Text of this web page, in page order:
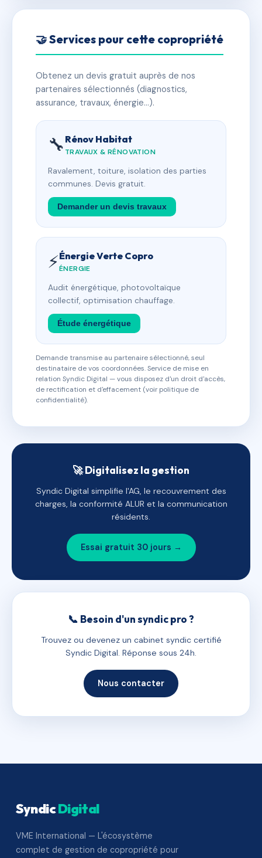
🤝 Services pour cette copropriété
Obtenez un devis gratuit auprès de nos
partenaires sélectionnés (diagnostics,
assurance, travaux, énergie…).
🔧 Rénov Habitat
TRAVAUX & RÉNOVATION
Ravalement, toiture, isolation des parties
communes. Devis gratuit.
Demander un devis travaux
⚡Énergie Verte Copro
ÉNERGIE
Audit énergétique, photovoltaïque
collectif, optimisation chauffage.
Étude énergétique
Demande transmise au partenaire sélectionné, seul
destinataire de vos coordonnées. Service de mise en
relation Syndic Digital — vous disposez d'un droit d'accès,
de rectification et d'effacement (voir politique de
confidentialité).
🚀 Digitalisez la gestion
Syndic Digital simplifie l'AG, le recouvrement des
charges, la conformité ALUR et la communication
résidents.
Essai gratuit 30 jours →
📞 Besoin d'un syndic pro ?
Trouvez ou devenez un cabinet syndic certifié
Syndic Digital. Réponse sous 24h.
Nous contacter
SyndicDigital
VME International — L'écosystème
complet de gestion de copropriété pour